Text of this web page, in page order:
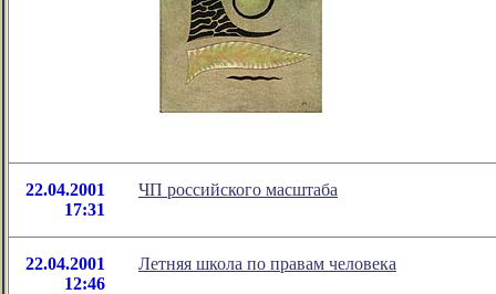
22.04.2001
17:31
ЧП российского масштаба
22.04.2001
12:46
Летняя школа по правам человека